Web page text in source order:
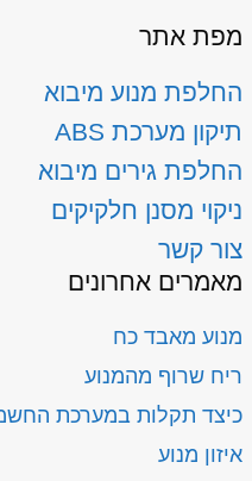
מפת אתר
החלפת מנוע מיבוא
תיקון מערכת ABS
החלפת גירים מיבוא
ניקוי מסנן חלקיקים
צור קשר
מאמרים אחרונים
מנוע מאבד כח
ריח שרוף מהמנוע
כיצד תקלות במערכת
איזון מנוע